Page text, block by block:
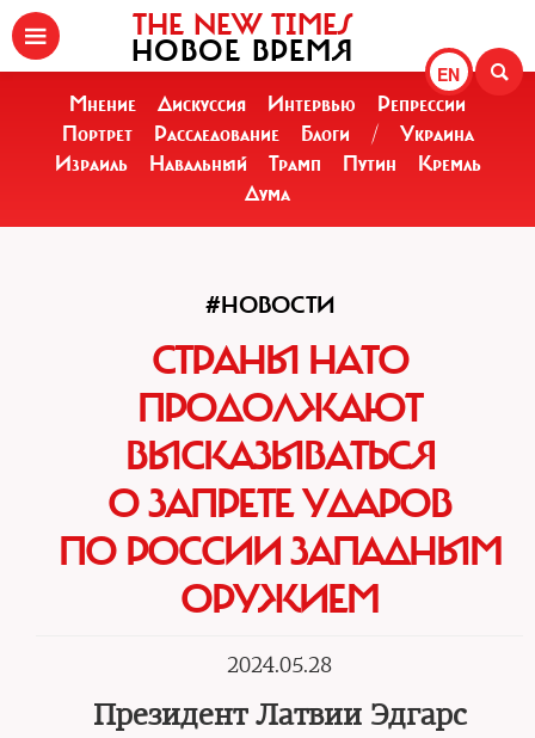
EN
THE NEW TIMES
НОВОЕ ВРЕМЯ
Мнение Дискуссия Интервью
Репрессии
Портрет
Расследование Блоги /
Украина
Израиль
Навальный Трамп Путин
Кремль
Дума
#НОВОСТИ
СТРАНЫ НАТО
ПРОДОЛЖАЮТ
ВЫСКАЗЫВАТЬСЯ
О ЗАПРЕТЕ УДАРОВ
ПО РОССИИ ЗАПАДНЫМ
ОРУЖИЕМ
2024.05.28
Президент Латвии Эдгарс